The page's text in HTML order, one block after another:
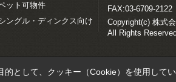
ット可物件
ングル・ディンクス向け
FAX:03-6709-2122
Copyright(c) 株式
All Rights
として、クッキー（Cookie）を使用してい